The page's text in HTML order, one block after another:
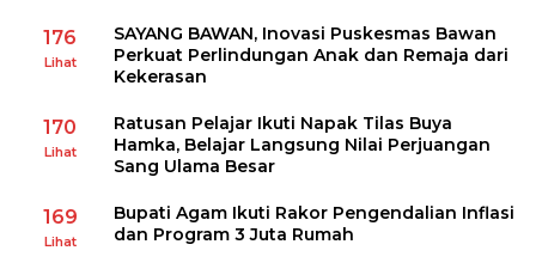
176
Lihat
SAYANG BAWAN, Inovasi Puskesmas Bawan
Perkuat Perlindungan Anak dan Remaja dari
Kekerasan
170
Lihat
Ratusan Pelajar Ikuti Napak Tilas Buya
Hamka, Belajar Langsung Nilai Perjuangan
Sang Ulama Besar
169
Lihat
Bupati Agam Ikuti Rakor Pengendalian Inflasi
dan Program 3 Juta Rumah